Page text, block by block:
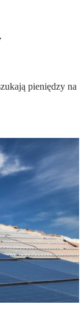
pieniędzy na